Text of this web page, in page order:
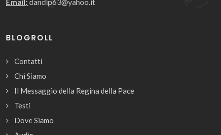
BLOGROLL
Contatti
Chi Siamo
Il Messaggio della Regina della Pace
Testi
Dove Siamo